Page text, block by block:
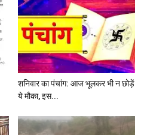
शनिवार का पंचांग: आज भूलकर भी न छोड़ें
ये मौका, इस...